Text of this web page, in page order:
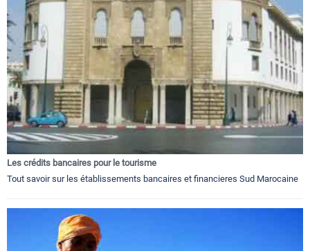
Les crédits bancaires pour le tourisme
Tout savoir sur les établissements bancaires et financieres Sud Marocaine